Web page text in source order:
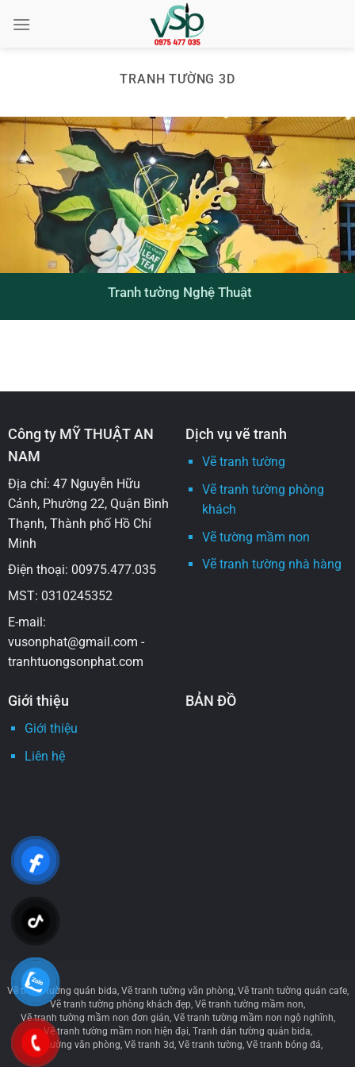
đến
TRANH TƯỜNG 3D
Tranh tường Nghệ Thuật
Công ty MỸ THUẬT AN
NAM
Địa chỉ: 47 Nguyễn Hữu
Cảnh, Phường 22, Quận Bình
Thạnh, Thành phố Hồ Chí
Minh
Điện thoại: 00975.477.035
MST: 0310245352
E-mail:
vusonphat@gmail.com -
tranhtuongsonphat.com
Dịch vụ vẽ tranh
Vẽ tranh tường
Vẽ tranh tường phòng
khách
Vẽ tường mầm non
Vẽ tranh tường nhà hàng
Giới thiệu
Giới thiệu
Liên hệ
BẢN ĐỒ
Vẽ tranh tường quán bida Vẽ tranh tường văn phòng Vẽ tranh tường quán cafe
Vẽ tranh tường phòng khách đẹp Vẽ tranh tường mầm non
Vẽ tranh tường mầm non đơn giản Vẽ tranh tường mầm non ngộ nghĩnh
Vẽ tranh tường mầm non hiện đại Tranh dán tường quán bida
Vẽ tường văn phòng Vẽ tranh 3d Vẽ tranh tường Vẽ tranh bóng đá